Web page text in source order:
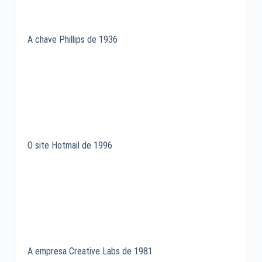
A chave Phillips de 1936
O site Hotmail de 1996
A empresa Creative Labs de 1981